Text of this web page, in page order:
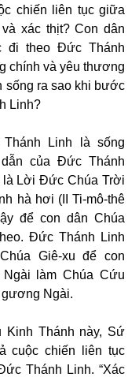
chiến liên tục giữa
xác thịt? Con dân
đi theo Đức Thánh
chính và yêu thương
sống ra sao khi bước
Linh?
Linh là sống
của Đức Thánh
là Lời Đức Chúa Trời
hà hơi (II Ti-mô-thê
để con dân Chúa
Đức Thánh Linh
Giê-xu để con
làm Chúa Cứu
gương Ngài.
Kinh Thánh này, Sứ
cuộc chiến liên tục
Thánh Linh. “Xác